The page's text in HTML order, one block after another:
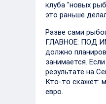
клуба "новых
это раньше
Разве сами
ГЛАВНОЕ: ПОД
должно
занимается.
результате на
Кто-то скажет:
евро.